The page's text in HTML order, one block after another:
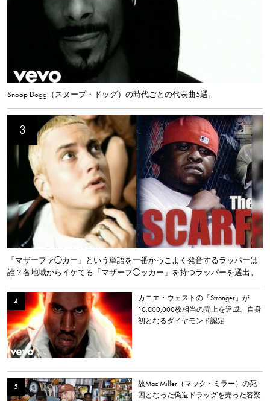
Snoop Dogg（スヌープ・ドッグ）の時代ごとの代表曲5選。
「マザーファ◯カー」という単語を一番かっこよく発音するラッパーは
誰？各地域からイケてる「マザーフ◯ッカー」を持つラッパーを選出。
カニエ・ウェストの「Stronger」が
10,000,000枚相当の売上を達成。自身
初となるダイヤモンド認定
故Mac Miller（マック・ミラー）の死
因となった偽造ドラッグを売った容疑